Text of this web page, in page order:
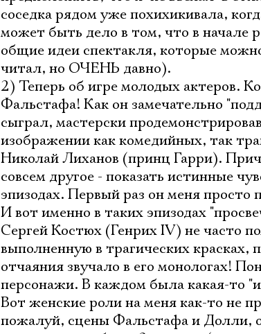
соседка рядом уже похихикивала,
может быть дело в том, что в начале
общие идеи спектакля, которые
читал, но ОЧЕНЬ давно).
2) Теперь об игре молодых актеров.
Фальстафа! Как он замечательно
сыграл, мастерски
изображении как комедийных, так
Николай Лиханов (принц Гарри).
совсем другое - показать истинные
эпизодах. Первый раз он меня просто
И вот именно в таких эпизодах
Сергей Костюх (Генрих IV) не часто
выполненную в трагических красках,
отчаяния звучало в его монологах!
персонажи. В каждом была какая-то
Вот женские роли на меня как-то не
пожалуй, сцены Фальстафа и Долли,